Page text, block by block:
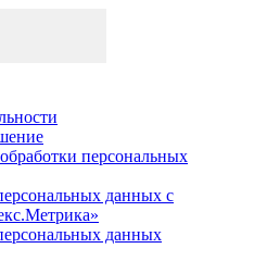
персональных
данных с
данных